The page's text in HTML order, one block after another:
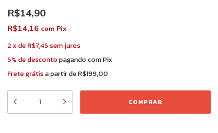
R$14,90
R$14,16 com Pix
2x deR$7,45 sem juros
5% de desconto pagando com Pix
Frete grátisa partir deR$199,00